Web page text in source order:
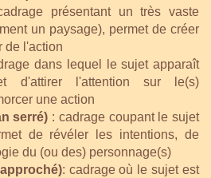
présentant un très vaste
un paysage), permet de créer
de l'action
dans lequel le sujet apparaît
d'attirer l'attention sur le(s)
une action
serré) : cadrage coupant le sujet
de révéler les intentions, de
du (ou des) personnage(s)
: cadrage où le sujet est